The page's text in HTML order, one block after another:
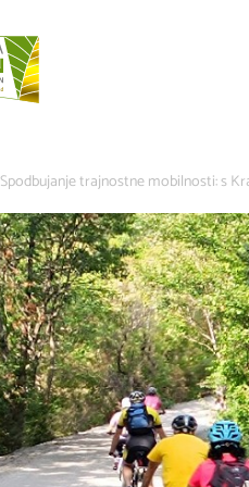
Spodbujanje trajnostne mobilnosti: s